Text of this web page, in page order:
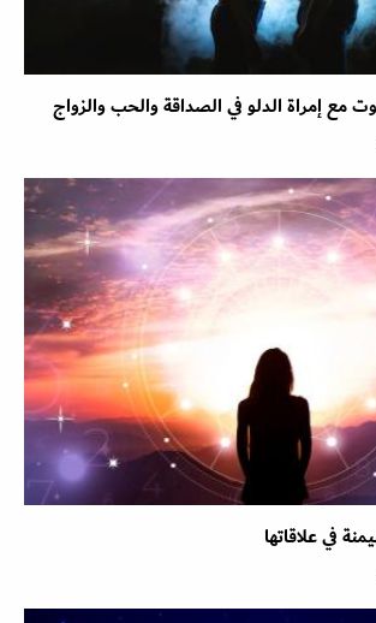
مع إمراة الدلو في الصداقة والحب والزواج